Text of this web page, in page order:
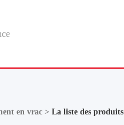
en vrac >La liste des produits